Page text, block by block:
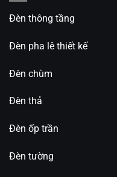
Đèn thông tầng
Đèn pha lê thiết kế
Đèn chùm
Đèn thả
Đèn ốp trần
Đèn tường